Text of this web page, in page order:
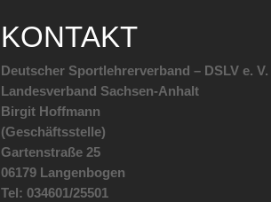
KONTAKT
Deutscher Sportlehrerverband – DSLV e. V.
Landesverband Sachsen-Anhalt
Birgit Hoffmann
(Geschäftsstelle)
Gartenstraße 25
06179 Langenbogen
Tel: 034601/25501